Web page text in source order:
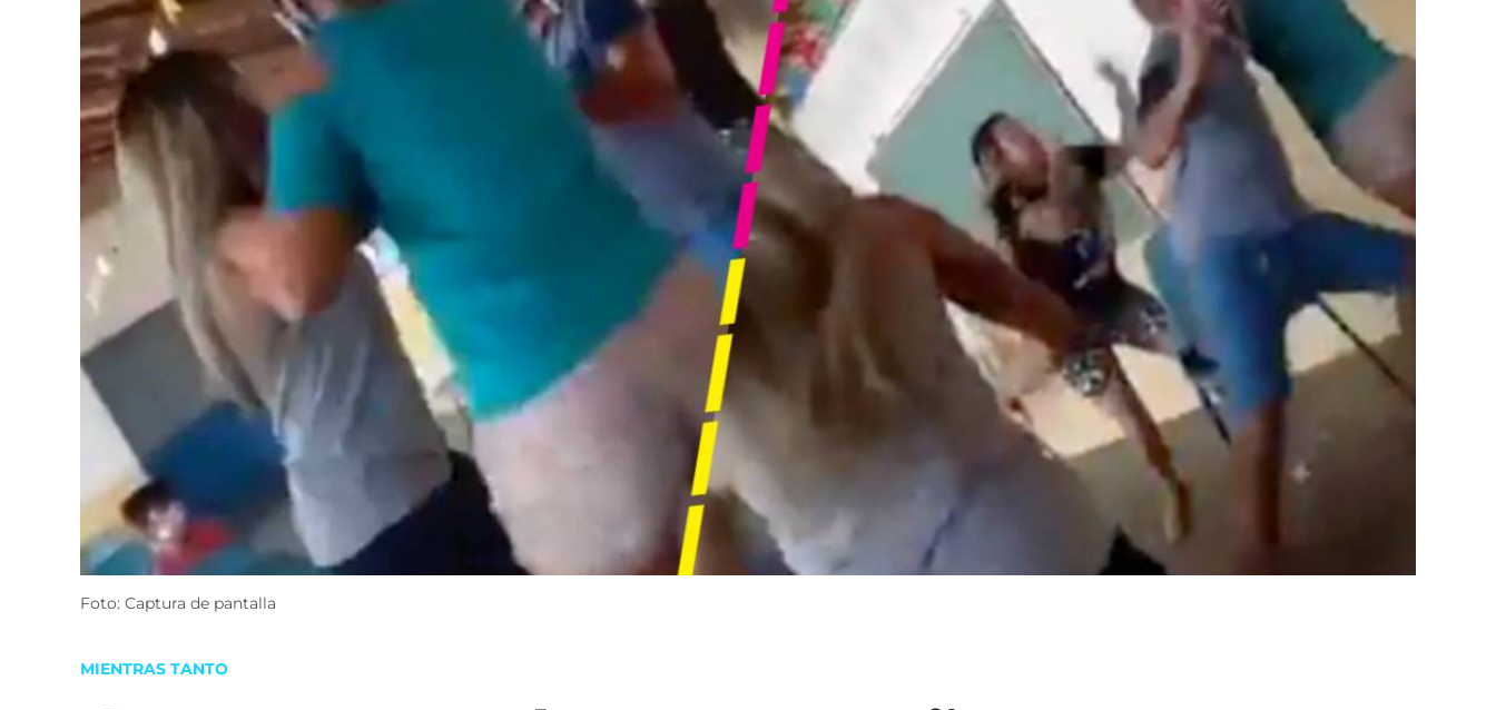
Foto: Captura de pantalla
POSTED
MIENTRAS TANTO